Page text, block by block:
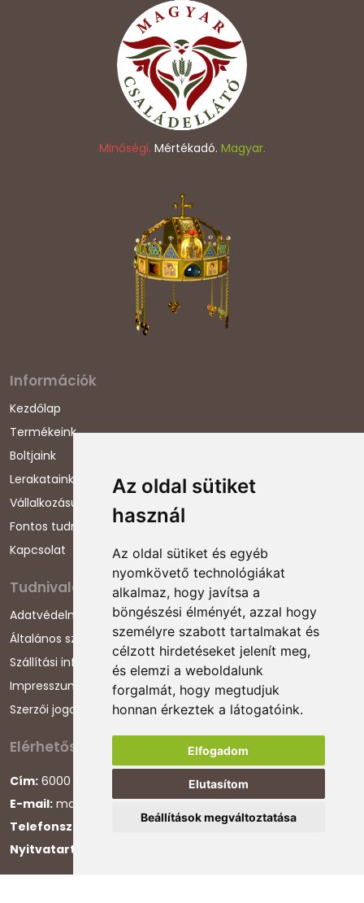
Az oldal sütiket
használ
Az oldal sütiket és egyéb
nyomkövető technológiákat
alkalmaz, hogy javítsa a
böngészési élményét, azzal hogy
személyre szabott tartalmakat és
célzott hirdetéseket jelenít meg,
és elemzi a weboldalunk
forgalmát, hogy megtudjuk
honnan érkeztek a látogatóink.
Elfogadom
Elutasítom
Beállítások megváltoztatása
Minőségi. Mértékadó. Magyar.
Információk
Kezdőlap
Termékeink
Boltjaink
Lerakataink
Vállalkozásunkról
Fontos tudnivalók
Kapcsolat
Tudnivalók
Adatvédelmi nyilatkozat
Általános szerződési feltételek
Szállítási információk
Impresszum
Szerzői jogok
Elérhetőségeink
Cím: 6000 Kecskemét, Darázs utca 1.
E-mail: magyarcsaladellato@gmail.com
Telefonszám:
+36 30 868 88 75
Nyitvatartás: